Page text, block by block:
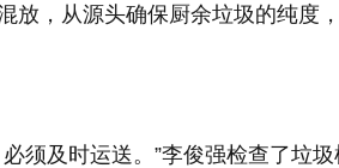
放，从源头确保厨余垃圾的纯度
须及时运送。”李俊强检查了垃